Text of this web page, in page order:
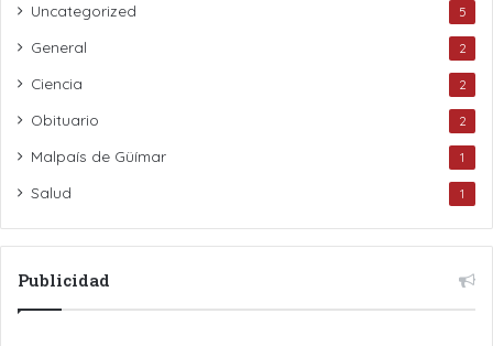
Uncategorized 5
General 2
Ciencia 2
Obituario 2
Malpaís de Güímar 1
Salud 1
Publicidad